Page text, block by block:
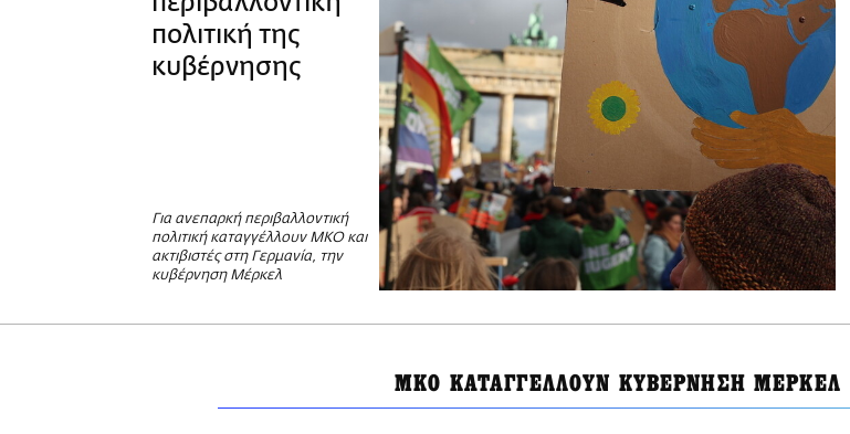
πολιτική της
κυβέρνησης
Για ανεπαρκή περιβαλλοντική
πολιτική καταγγέλλουν ΜΚΟ και
ακτιβιστές στη Γερμανία, την
κυβέρνηση Μέρκελ
ΜΚΟ ΚΑΤΑΓΓΕΛΛΟΥΝ ΚΥΒΕΡΝΗΣΗ ΜΕΡΚΕΛ